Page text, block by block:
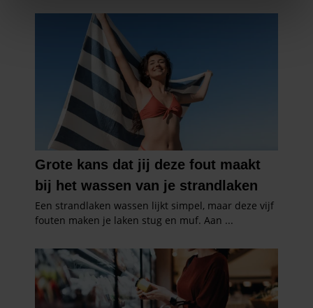
We gebruiken cookies om content en advertenties te
personaliseren, om functies voor social media te bieden
en om ons websiteverkeer te analyseren. Ook delen we
informatie over uw gebruik van onze site met onze
partners voor social media, adverteren en analyse. Deze
partners kunnen deze gegevens combineren met andere
informatie die u aan ze heeft verstrekt of die ze hebben
verzameld op basis van uw gebruik van hun services. U
gaat akkoord met onze cookies als u onze website blijft
gebruiken.